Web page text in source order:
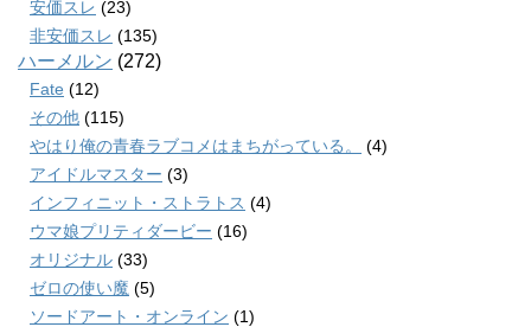
安価スレ (23)
非安価スレ (135)
ハーメルン (272)
Fate (12)
その他 (115)
やはり俺の青春ラブコメはまちがっている。
(4)
アイドルマスター (3)
インフィニット・ストラトス (4)
ウマ娘プリティダービー (16)
オリジナル (33)
ゼロの使い魔 (5)
ソードアート・オンライン (1)